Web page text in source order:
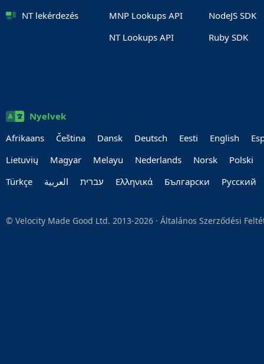
NT lekérdezés
MNP Lookups API
NT Lookups API
NodeJS SDK
Ruby SDK
Nyelvek
Afrikaans
Čeština Dansk Deutsch Eesti English
Lietuvių
Magyar Melayu Nederlands Norsk
Polski
Türkçe
العربية‏ עברית‏ Ελληνικά Български Руccкий
© Velocity Made Good Ltd. 2013-2026 · Általános Szerződési